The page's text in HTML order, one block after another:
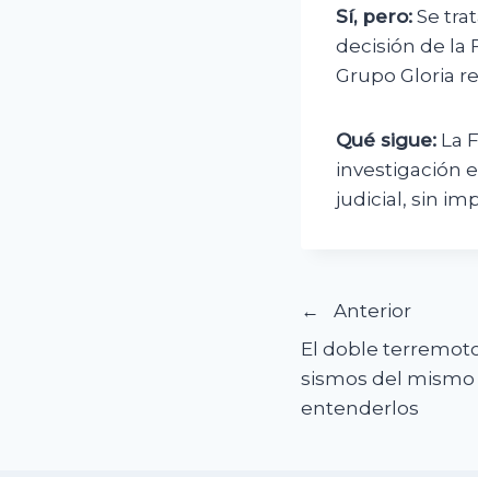
Sí, pero: Se
decisión de la
Grupo Gloria
Qué sigue: La
investigación
judicial, sin
de
entradas
Anterior
El doble
sismos del mismo
entenderlos